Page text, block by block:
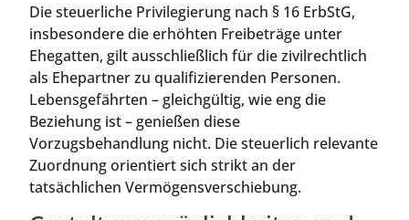
Die steuerliche Privilegierung nach § 16 ErbStG,
insbesondere die erhöhten Freibeträge unter
Ehegatten, gilt ausschließlich für die zivilrechtlich
als Ehepartner zu qualifizierenden Personen.
Lebensgefährten – gleichgültig, wie eng die
Beziehung ist – genießen diese
Vorzugsbehandlung nicht. Die steuerlich relevante
Zuordnung orientiert sich strikt an der
tatsächlichen Vermögensverschiebung.